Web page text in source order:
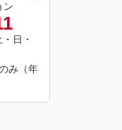
ン
日・
み（年